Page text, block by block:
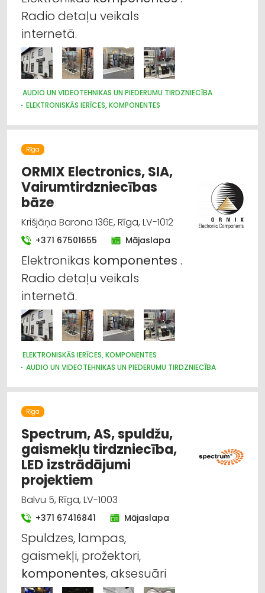
Radio detaļu veikals
internetā.
AUDIO UN VIDEOTEHNIKAS UN PIEDERUMU TIRDZNIECĪBA
ELEKTRONISKĀS IERĪCES, KOMPONENTES
Rīga
ORMIX Electronics, SIA,
Vairumtirdzniecības
bāze
Krišjāņa Barona 136E, Rīga, LV-1012
+371 67501655 Mājaslapa
Elektronikas komponentes .
Radio detaļu veikals
internetā.
ELEKTRONISKĀS IERĪCES, KOMPONENTES
AUDIO UN VIDEOTEHNIKAS UN PIEDERUMU TIRDZNIECĪBA
Rīga
Spectrum, AS, spuldžu,
gaismekļu tirdzniecība,
LED izstrādājumi
projektiem
Balvu 5, Rīga, LV-1003
+371 67416841 Mājaslapa
Spuldzes, lampas,
gaismekļi, prožektori,
komponentes, aksesuāri